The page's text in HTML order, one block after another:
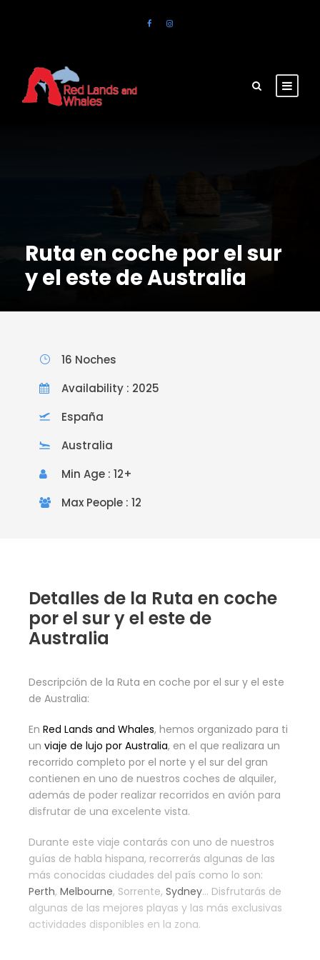
Ruta en coche por el sur
y el este de Australia
16 Noches
Availability : 2025
España
Australia
Min Age : 12+
Max People : 12
Detalles de la Ruta en coche
por el sur y el este de
Australia
Descripción de la Ruta en coche por el sur y el este
de Australia:
En Red Lands and Whales, hemos organizado para ti
un viaje de lujo por Australia, en el que realizara un
recorrido completo por el norte y el sur del gran
contienen en uno de nuestros coches de alquiler,
además de poder realizar recorridos en avión para
disfrutar de una excelente vista.
Durante este viaje contarás con uno de nuestros
guías de habla hispana, recorrerás algunas de las
más conocidas ciudades del país como lo son:
Perth, Melbourne, Sorrente, Sydney… Disfrutarás de
algunas de las mejores playas y las más exclusivas
actividades disponibles en la zona.